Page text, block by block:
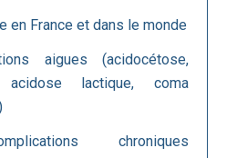
en France et dans le monde
aigues (acidocétose,
acidose lactique, coma
chroniques